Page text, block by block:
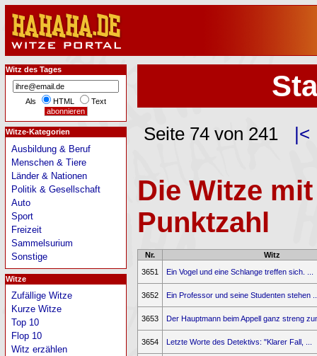
Seite 74 von 241 |<
Die Witze
Punktzahl
Nr.
Witz
3651
Ein Vogel und eine Schlange treffen sich. ...
3652 Ein Professor und seine Studenten stehen
3653 Der Hauptmann beim Appell ganz streng
3654 Letzte Worte des Detektivs: "Klarer Fall, ...
Witz des Tages
Als HTML Text
Witze-Kategorien
Ausbildung & Beruf
Menschen & Tiere
Länder & Nationen
Politik & Gesellschaft
Auto
Sport
Freizeit
Sammelsurium
Sonstige
Witze
Zufällige Witze
Kurze Witze
Top 10
Flop 10
Witz erzählen